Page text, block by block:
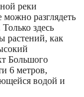
реки
разглядеть
здесь
растений, как
Большого
6 метров,
водой и